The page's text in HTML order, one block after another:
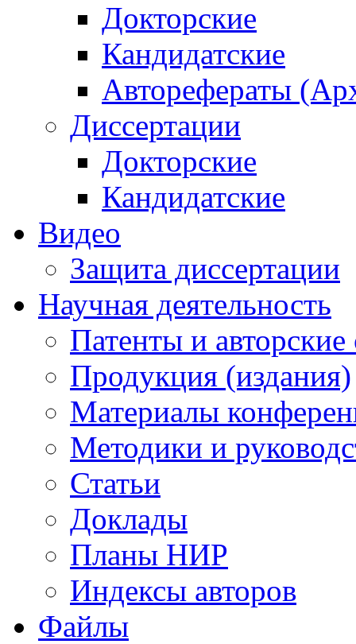
Докторские
Кандидатские
Авторефераты
Диссертации
Докторские
Кандидатские
Видео
Защита диссертации
Научная деятельность
Патенты и авторские
Продукция (издания)
Материалы
Методики и
Статьи
Доклады
Планы НИР
Индексы авторов
Файлы